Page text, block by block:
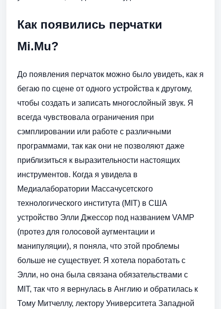
Как появились перчатки
Mi.Mu?
До появления перчаток можно было увидеть, как я
бегаю по сцене от одного устройства к другому,
чтобы создать и записать многослойный звук. Я
всегда чувствовала ограничения при
сэмплировании или работе с различными
программами, так как они не позволяют даже
приблизиться к выразительности настоящих
инструментов. Когда я увидела в
Медиалаборатории Массачусетского
технологического института (MIT) в США
устройство Элли Джессор под названием VAMP
(протез для голосовой аугментации и
манипуляции), я поняла, что этой проблемы
больше не существует. Я хотела поработать с
Элли, но она была связана обязательствами c
MIT, так что я вернулась в Англию и обратилась к
Тому Митчеллу, лектору Университета Западной